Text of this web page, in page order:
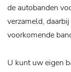
de autobanden
verzameld,
voorkomende
U kunt uw eigen